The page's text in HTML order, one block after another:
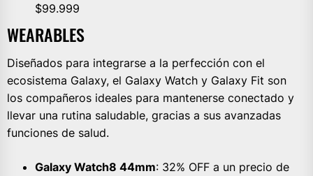
$99.999
WEARABLES
Diseñados para integrarse a la perfección con el
ecosistema Galaxy, el Galaxy Watch y Galaxy Fit son
los compañeros ideales para mantenerse conectado y
llevar una rutina saludable, gracias a sus avanzadas
funciones de salud.
Galaxy Watch8 44mm: 32% OFF a un precio de